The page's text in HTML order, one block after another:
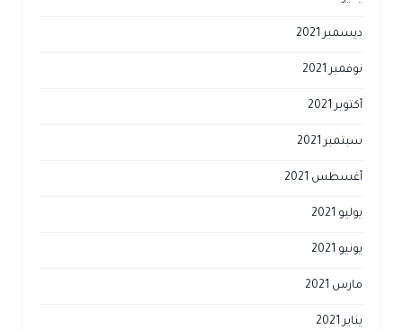
ديسمبر 2021
نوفمبر 2021
أكتوبر 2021
سبتمبر 2021
أغسطس 2021
يوليو 2021
يونيو 2021
مارس 2021
يناير 2021